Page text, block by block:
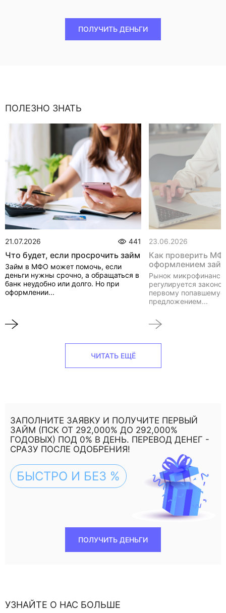
ПОЛУЧИТЬ ДЕНЬГИ
ПОЛЕЗНО ЗНАТЬ
21.07.2026 441
Что будет, если просрочить займ
Займ в МФО может помочь, если
деньги нужны срочно, а обращаться в
банк неудобно или долго. Но при
оформлении...
23.06.2026
Как проверить
оформлением
Рынок
регулируется
первому
предложением...
ЧИТАТЬ ЕЩЁ
ЗАПОЛНИТЕ ЗАЯВКУ И ПОЛУЧИТЕ ПЕРВЫЙ
ЗАЙМ (ПСК ОТ 292,000% ДО 292,000%
ГОДОВЫХ) ПОД 0% В ДЕНЬ. ПЕРЕВОД ДЕНЕГ -
СРАЗУ ПОСЛЕ ОДОБРЕНИЯ!
БЫСТРО И БЕЗ %
ПОЛУЧИТЬ ДЕНЬГИ
УЗНАЙТЕ О НАС БОЛЬШЕ